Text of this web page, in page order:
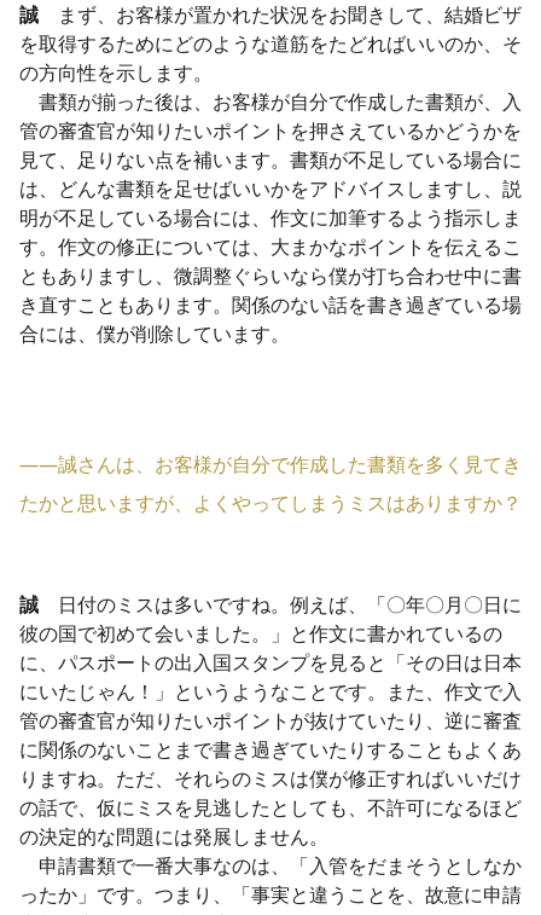
誠 まず、お客様が置かれた状況をお聞きして、結婚ビザ
を取得するためにどのような道筋をたどればいいのか、そ
の方向性を示します。
書類が揃った後は、お客様が自分で作成した書類が、入
管の審査官が知りたいポイントを押さえているかどうかを
見て、足りない点を補います。書類が不足している場合に
は、どんな書類を足せばいいかをアドバイスしますし、説
明が不足している場合には、作文に加筆するよう指示しま
す。作文の修正については、大まかなポイントを伝えるこ
ともありますし、微調整ぐらいなら僕が打ち合わせ中に書
き直すこともあります。関係のない話を書き過ぎている場
合には、僕が削除しています。
――誠さんは、お客様が自分で作成した書類を多く見てき
たかと思いますが、よくやってしまうミスはありますか？
誠 日付のミスは多いですね。例えば、「〇年〇月〇日に
彼の国で初めて会いました。」と作文に書かれているの
に、パスポートの出入国スタンプを見ると「その日は日本
にいたじゃん！」というようなことです。また、作文で入
管の審査官が知りたいポイントが抜けていたり、逆に審査
に関係のないことまで書き過ぎていたりすることもよくあ
りますね。ただ、それらのミスは僕が修正すればいいだけ
の話で、仮にミスを見逃したとしても、不許可になるほど
の決定的な問題には発展しません。
申請書類で一番大事なのは、「入管をだまそうとしなか
ったか」です。つまり、「事実と違うことを、故意に申請